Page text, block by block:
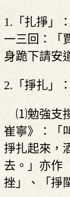
1.「扎掙」
一三回：「
身跪下請安
2.「掙扎」：
⑴勉強支
崔寧》：「
掙扎起來，
去。」亦作
挫」、「掙